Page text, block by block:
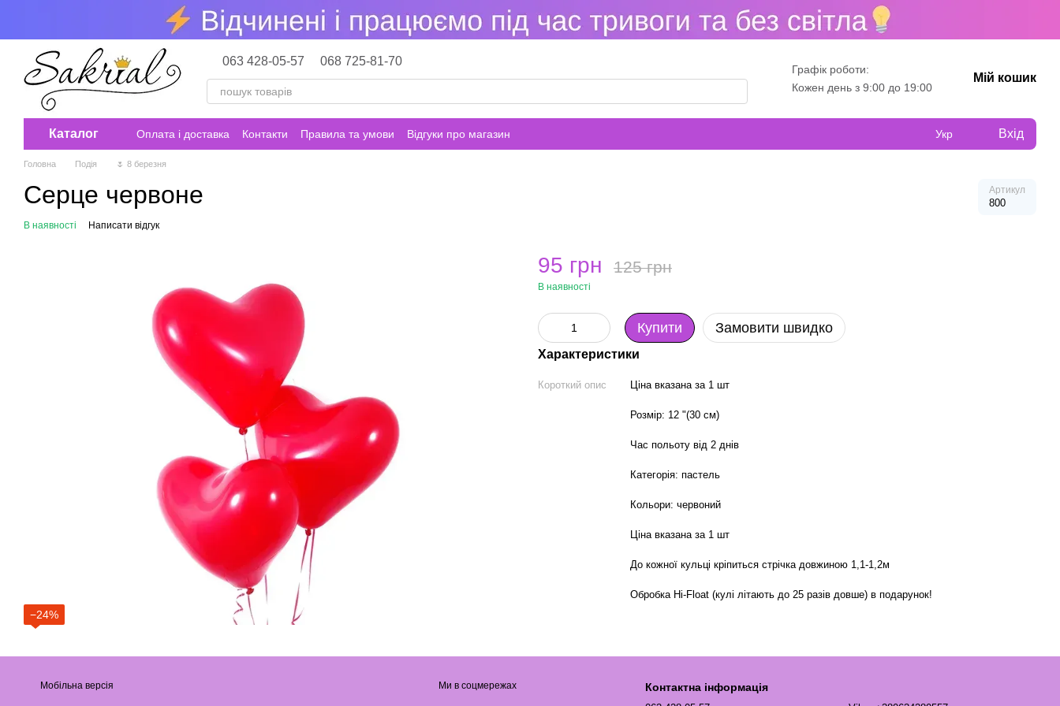
Перейти до основного контенту
063 428-05-57 068 725-81-70
Графік роботи:
Кожен день з 9:00 до 19:00
Мій кошик
Каталог Оплата і доставка Контакти Правила та умови Відгуки про магазин Укр Вхід
Головна Подія 🌷 8 березня
Серце червоне Артикул
800
В наявності Написати відгук
−24%
95 грн 125 грн
В наявності
Купити Замовити швидко
Характеристики
Короткий опис Ціна вказана за 1 шт
Розмір: 12 "(30 см)
Час польоту від 2 днів
Категорія: пастель
Кольори: червоний
Ціна вказана за 1 шт
До кожної кульці кріпиться стрічка довжиною 1,1-1,2м
Обробка Hi-Float (кулі літають до 25 разів довше) в подарунок!
Мобільна версія Ми в соцмережах Контактна інформація